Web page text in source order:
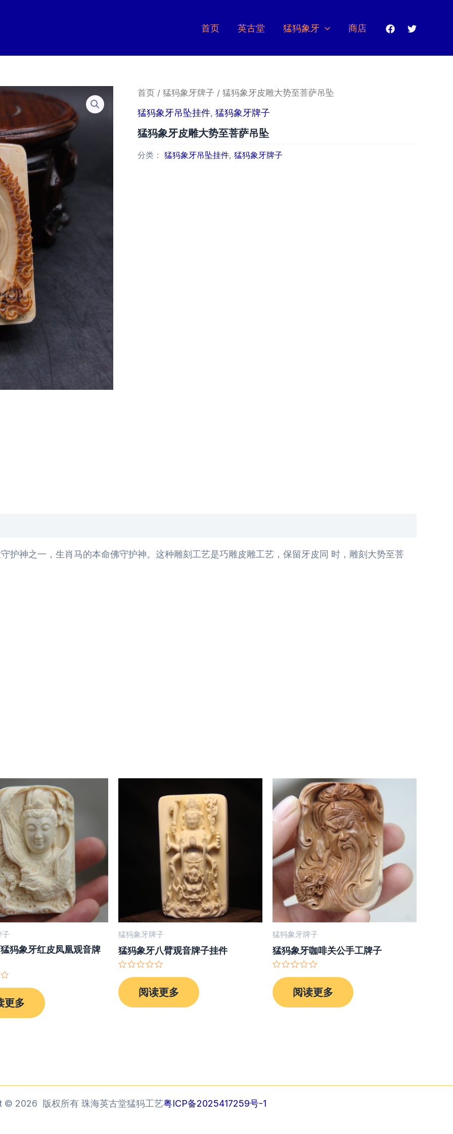
首页 英古堂 猛犸象牙 商店
首页 / 猛犸象牙牌子 / 猛犸象牙皮雕大势至菩萨吊坠
猛犸象牙吊坠挂件, 猛犸象牙牌子
猛犸象牙皮雕大势至菩萨吊坠
分类： 猛犸象牙吊坠挂件, 猛犸象牙牌子
护神之一，生肖马的本命佛守护神。这种雕刻工艺是巧雕皮雕工艺，保留牙皮同 时，雕刻大势至菩
犸象牙红皮凤凰观音牌
更多
猛犸象牙牌子
猛犸象牙八臂观音牌子挂件
分
0
&sol;
5
阅读更多
猛犸象牙牌子
猛犸象牙咖啡关公手工牌子
分
0
&sol;
5
阅读更多
© 2026 版权所有 珠海英古堂猛犸工艺粤ICP备2025417259号-1